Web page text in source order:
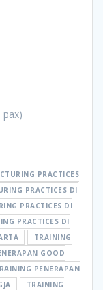
pax)
PRACTICES
PRACTICES DI
PRACTICES DI
PRACTICES DI
TRAINING
GOOD
PENERAPAN
TRAINING